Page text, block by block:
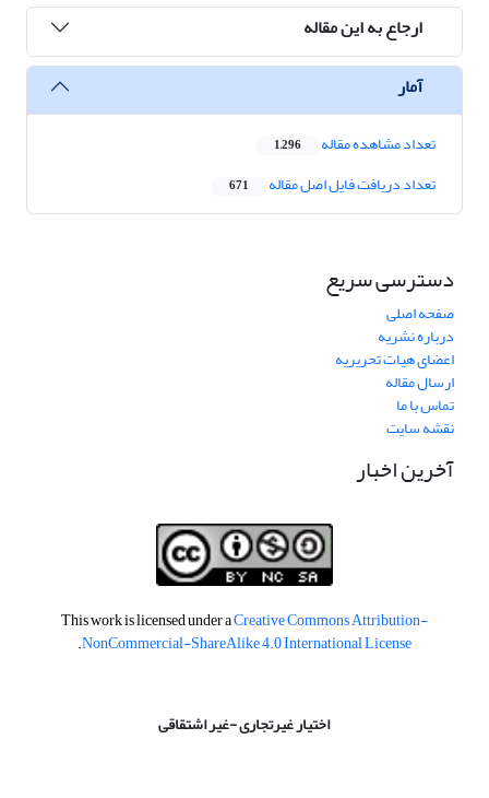
ارجاع به این مقاله
آمار
تعداد مشاهده مقاله 1,296
تعداد دریافت فایل اصل مقاله 671
دسترسی سریع
صفحه اصلی
درباره نشریه
اعضای هیات تحریریه
ارسال مقاله
تماس با ما
نقشه سایت
آخرین اخبار
This work is licensed under aCreative Commons Attribution-
NonCommercial-ShareAlike 4.0 International License
.
اختیار غیرتجاری -غیر اشتقاقی